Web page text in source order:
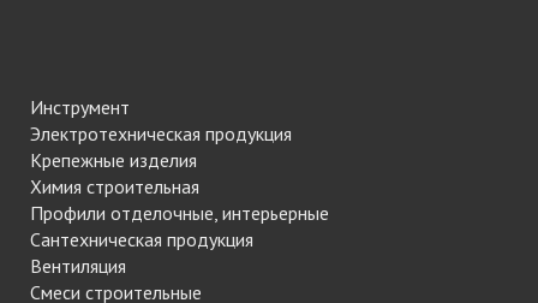
Инструмент
Электротехническая продукция
Крепежные изделия
Химия строительная
Профили отделочные, интерьерные
Сантехническая продукция
Вентиляция
Смеси строительные